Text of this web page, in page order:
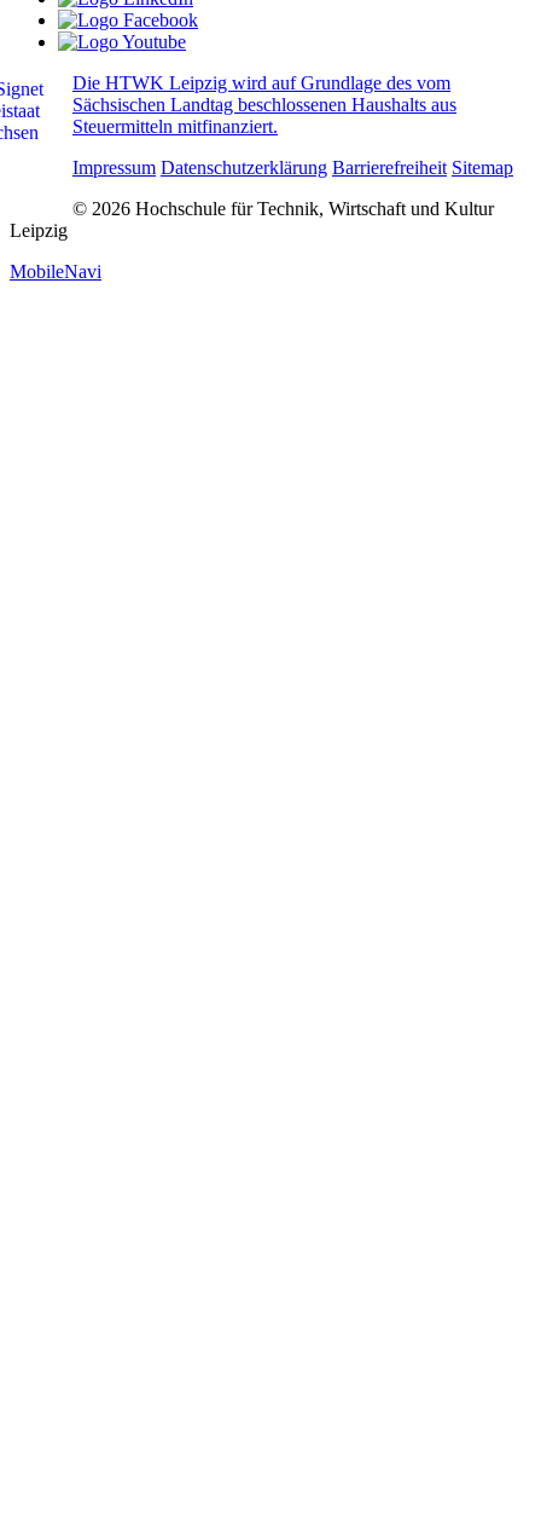
Die HTWK Leipzig wird auf Grundlage des vom
Sächsischen Landtag beschlossenen Haushalts aus
Steuermitteln mitfinanziert.
Impressum Datenschutzerklärung Barrierefreiheit Sitemap
© 2026 Hochschule für Technik, Wirtschaft und Kultur
Leipzig
MobileNavi